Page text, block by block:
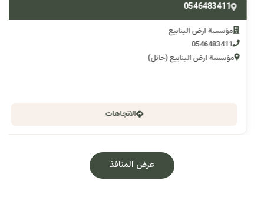
0546483411
مؤسسة ارض الينابيع
0546483411
مؤسسة ارض الينابيع (حائل)
الاتجاهات
عرض المنافذ